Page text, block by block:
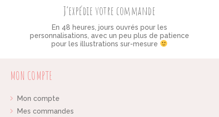
J’expédie votre commande
En 48 heures, jours ouvrés pour les
personnalisations, avec un peu plus de patience
pour les illustrations sur-mesure
MON COMPTE
Mon compte
Mes commandes